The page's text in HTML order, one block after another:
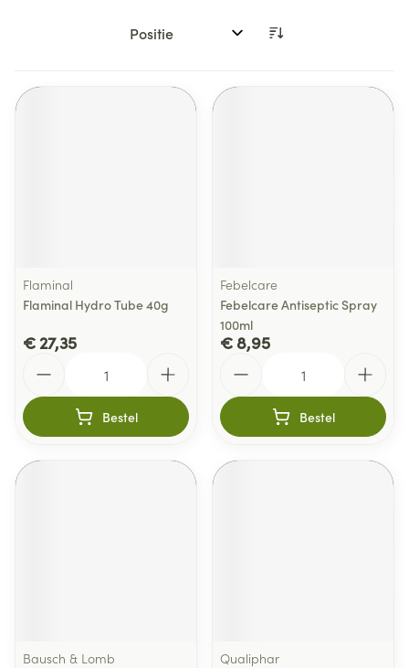
Sorteer op:
Flaminal
Flaminal Hydro Tube 40g
€ 27,35
Bestel
Febelcare
Febelcare Antiseptic Spray
100ml
€ 8,95
Bestel
Bausch & Lomb
Qualiphar